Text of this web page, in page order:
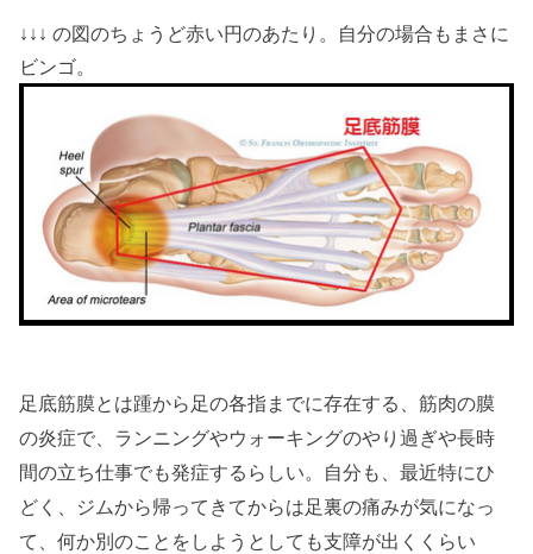
↓↓↓ の図のちょうど赤い円のあたり。自分の場合もまさに
ビンゴ。
足底筋膜とは踵から足の各指までに存在する、筋肉の膜
の炎症で、ランニングやウォーキングのやり過ぎや長時
間の立ち仕事でも発症するらしい。 自分も、最近特にひ
どく、ジムから帰ってきてからは足裏の痛みが気になっ
て、何か別のことをしようとしても支障が出くくらい